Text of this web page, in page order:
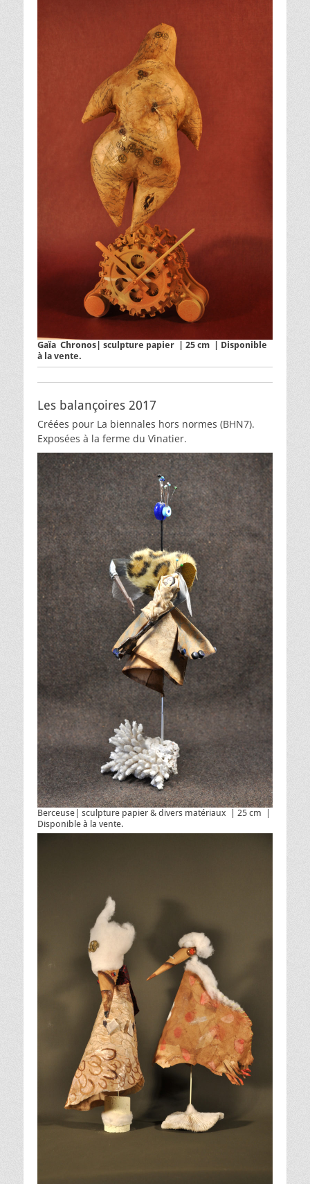
Gaïa Chronos| sculpture papier | 25 cm | Disponible
à la vente.
Les balançoires 2017
Créées pour La biennales hors normes (BHN7).
Exposées à la ferme du Vinatier.
Berceuse| sculpture papier & divers matériaux | 25 cm |
Disponible à la vente.